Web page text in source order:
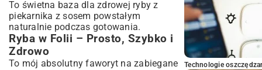
To świetna baza dla zdrowej ryby z
piekarnika z sosem powstałym
naturalnie podczas gotowania.
Ryba w Folii – Prosto, Szybko i
Zdrowo
To mój absolutny faworyt na zabiegane
Technologie